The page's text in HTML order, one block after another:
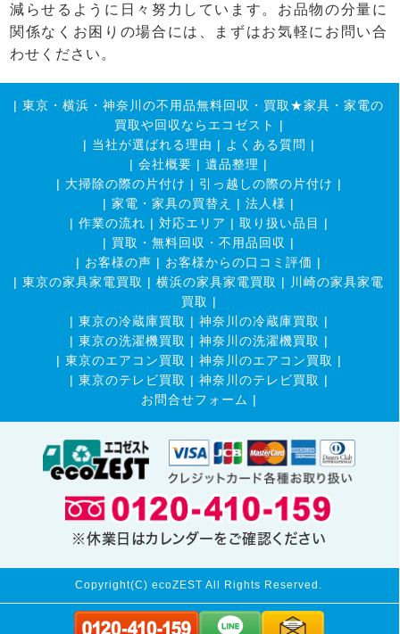
減らせるように日々努力しています。お品物の分量に
関係なくお困りの場合には、まずはお気軽にお問い合
わせください。
| 東京・横浜・神奈川の不用品無料回収・買取★家具・家電の
買取や回収ならエコゼスト
|
| 当社が選ばれる理由 | よくある質問 |
| 会社概要 | 遺品整理 |
| 大掃除の際の片付け | 引っ越しの際の片付け |
| 家電・家具の買替え | 法人様 |
| 作業の流れ | 対応エリア | 取り扱い品目
|
| 買取・無料回収・不用品回収 |
| お客様の声 | お客様からの口コミ評価 |
| 東京の家具家電買取 | 横浜の家具家電買取 |
川崎の家具家電
買取 |
| 東京の冷蔵庫買取 | 神奈川の冷蔵庫買取 |
| 東京の洗濯機買取 | 神奈川の洗濯機買取 |
| 東京のエアコン買取 | 神奈川のエアコン買取 |
| 東京のテレビ買取 | 神奈川のテレビ買取 |
お問合せフォーム |
※休業日はカレンダーをご確認ください
Copyright(C) ecoZEST All Rights Reserved.